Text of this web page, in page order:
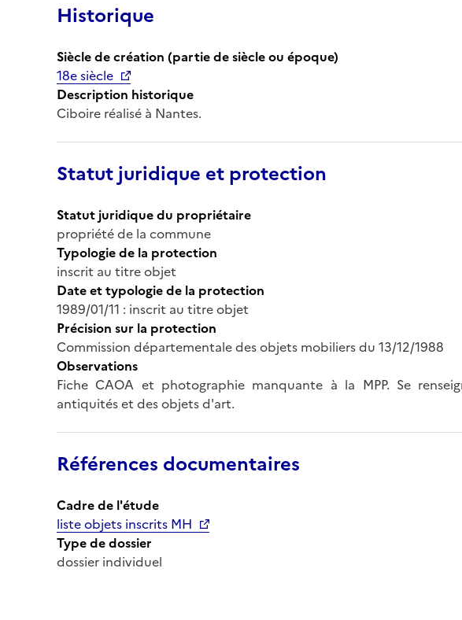
Historique
Siècle de création (partie de siècle ou époque)
18e siècle
Description historique
Ciboire réalisé à Nantes.
Statut juridique et protection
Statut juridique du propriétaire
propriété de la commune
Typologie de la protection
inscrit au titre objet
Date et typologie de la protection
1989/01/11 : inscrit au titre objet
Précision sur la protection
Commission départementale des objets mobiliers du 13/12/1988
Observations
Fiche CAOA et photographie manquante à la MPP. Se
antiquités et des objets d'art.
Références documentaires
Cadre de l'étude
liste objets inscrits MH
Type de dossier
dossier individuel